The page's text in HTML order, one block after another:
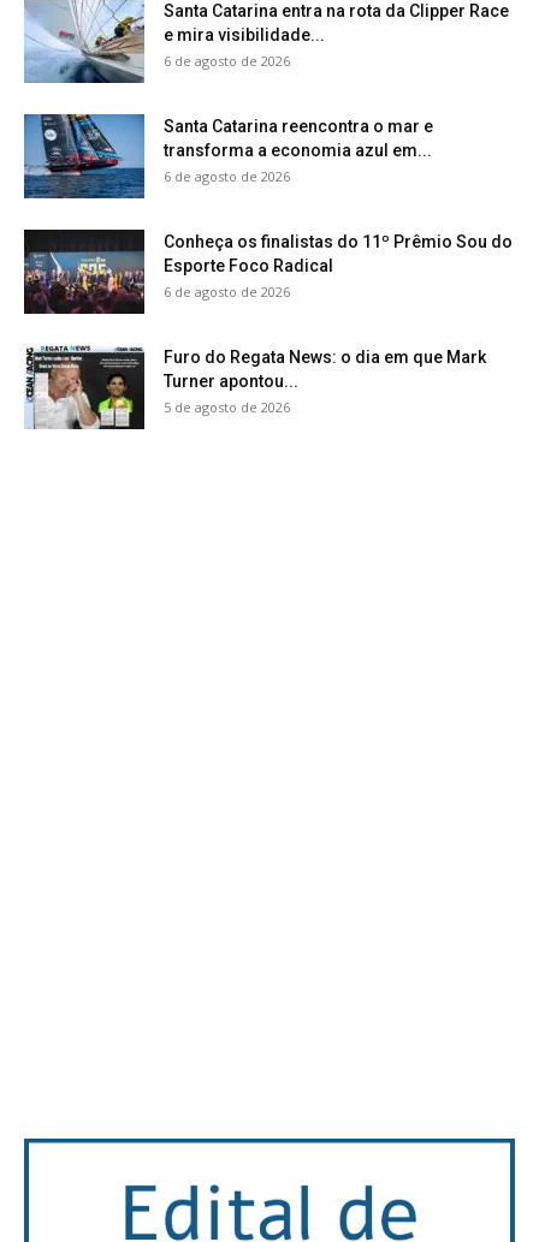
Santa Catarina entra na rota da Clipper Race
e mira visibilidade...
6 de agosto de 2026
Santa Catarina reencontra o mar e
transforma a economia azul em...
6 de agosto de 2026
Conheça os finalistas do 11º Prêmio Sou do
Esporte Foco Radical
6 de agosto de 2026
Furo do Regata News: o dia em que Mark
Turner apontou...
5 de agosto de 2026